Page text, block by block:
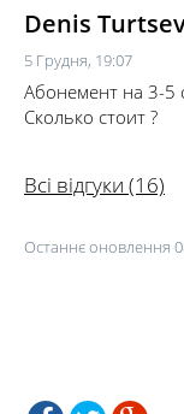
Denis
5 Грудня, 19:07
Абонемент на 3-5
Сколько стоит ?
Всі відгуки (16)
Останнє оновлення